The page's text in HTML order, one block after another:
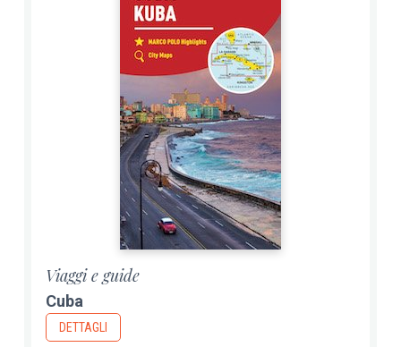
Viaggi e guide
Cuba
DETTAGLI